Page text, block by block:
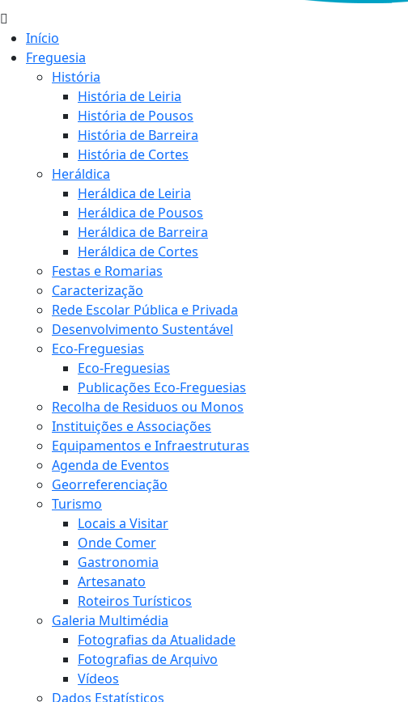
Início
Freguesia
História
História de Leiria
História de Pousos
História de Barreira
História de Cortes
Heráldica
Heráldica de Leiria
Heráldica de Pousos
Heráldica de Barreira
Heráldica de Cortes
Festas e Romarias
Caracterização
Rede Escolar Pública e Privada
Desenvolvimento Sustentável
Eco-Freguesias
Eco-Freguesias
Publicações Eco-Freguesias
Recolha de Residuos ou Monos
Instituições e Associações
Equipamentos e Infraestruturas
Agenda de Eventos
Georreferenciação
Turismo
Locais a Visitar
Onde Comer
Gastronomia
Artesanato
Roteiros Turísticos
Galeria Multimédia
Fotografias da Atualidade
Fotografias de Arquivo
Vídeos
Dados Estatísticos